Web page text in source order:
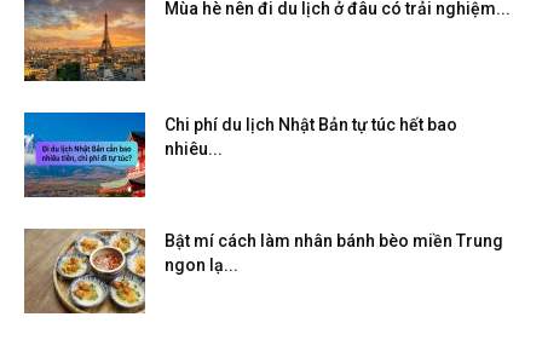
Mùa hè nên đi du lịch ở đâu có trải nghiệm...
Chi phí du lịch Nhật Bản tự túc hết bao
nhiêu...
Bật mí cách làm nhân bánh bèo miền Trung
ngon lạ...